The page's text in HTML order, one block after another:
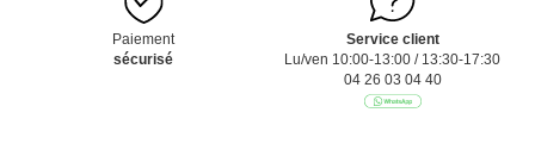
Paiement
sécurisé
Service client
Lu/ven 10:00-13:00 / 13:30-17:30
04 26 03 04 40